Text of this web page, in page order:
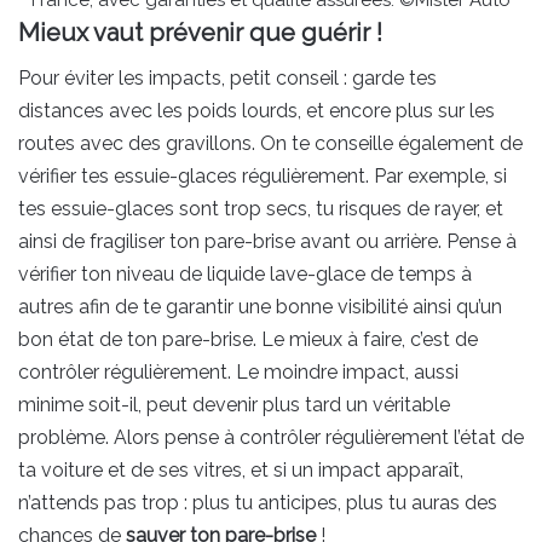
Mieux vaut prévenir que guérir !
Pour éviter les impacts, petit conseil : garde tes
distances avec les poids lourds, et encore plus sur les
routes avec des gravillons. On te conseille également de
vérifier tes essuie-glaces régulièrement. Par exemple, si
tes essuie-glaces sont trop secs, tu risques de rayer, et
ainsi de fragiliser ton pare-brise avant ou arrière. Pense à
vérifier ton niveau de liquide lave-glace de temps à
autres afin de te garantir une bonne visibilité ainsi qu’un
bon état de ton pare-brise. Le mieux à faire, c’est de
contrôler régulièrement. Le moindre impact, aussi
minime soit-il, peut devenir plus tard un véritable
problème. Alors pense à contrôler régulièrement l’état de
ta voiture et de ses vitres, et si un impact apparaît,
n’attends pas trop : plus tu anticipes, plus tu auras des
chances de sauver ton pare-brise!